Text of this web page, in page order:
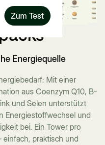
Zum Test
Energiequelle
Mit einer
aus Coenzym Q10, B-
und Selen unterstützt
Energiestoffwechsel und
bei. Ein Tower pro
einfach, praktisch und